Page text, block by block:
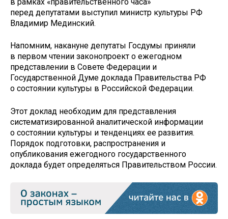
перед депутатами выступил министр культуры РФ
Владимир Мединский.
Напомним, накануне депутаты Госдумы приняли
в первом чтении законопроект о ежегодном
представлении в Совете Федерации и
Государственной Думе доклада Правительства РФ
о состоянии культуры в Российской Федерации.
Этот доклад необходим для представления
систематизированной аналитической информации
о состоянии культуры и тенденциях ее развития.
Порядок подготовки, распространения и
опубликования ежегодного государственного
доклада будет определяться Правительством России.